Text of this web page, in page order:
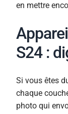
en mettre
S24 :
Si vous êtes
chaque
photo qui